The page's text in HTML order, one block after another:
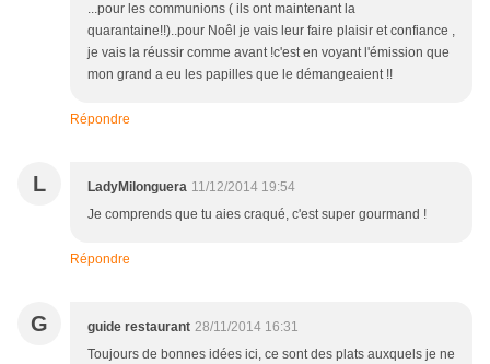
...pour les communions ( ils ont maintenant la
quarantaine!!)..pour Noêl je vais leur faire plaisir et confiance ,
je vais la réussir comme avant !c'est en voyant l'émission que
mon grand a eu les papilles que le démangeaient !!
Répondre
L LadyMilonguera 11/12/2014 19:54
Je comprends que tu aies craqué, c'est super gourmand !
Répondre
G guide restaurant 28/11/2014 16:31
Toujours de bonnes idées ici, ce sont des plats auxquels je ne